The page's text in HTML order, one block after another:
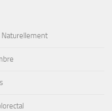
Naturellement